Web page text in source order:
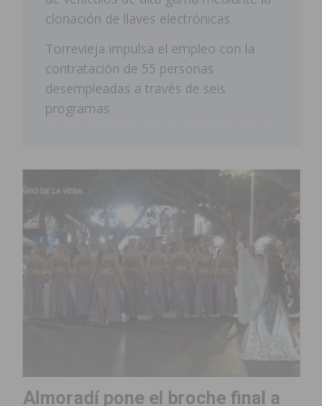
clonación de llaves electrónicas
Torrevieja impulsa el empleo con la
contratación de 55 personas
desempleadas a través de seis
programas
Almoradí pone el broche final a